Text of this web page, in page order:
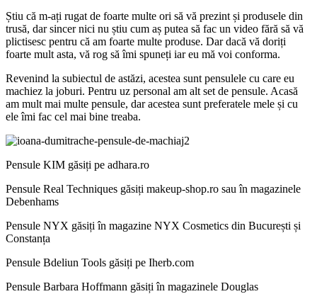
Știu că m-ați rugat de foarte multe ori să vă prezint și produsele din
trusă, dar sincer nici nu știu cum aș putea să fac un video fără să vă
plictisesc pentru că am foarte multe produse. Dar dacă vă doriți
foarte mult asta, vă rog să îmi spuneți iar eu mă voi conforma.
Revenind la subiectul de astăzi, acestea sunt pensulele cu care eu
machiez la joburi. Pentru uz personal am alt set de pensule. Acasă
am mult mai multe pensule, dar acestea sunt preferatele mele și cu
ele îmi fac cel mai bine treaba.
Pensule KIM găsiți pe adhara.ro
Pensule Real Techniques găsiți makeup-shop.ro sau în magazinele
Debenhams
Pensule NYX găsiți în magazine NYX Cosmetics din București și
Constanța
Pensule Bdeliun Tools găsiți pe Iherb.com
Pensule Barbara Hoffmann găsiți în magazinele Douglas